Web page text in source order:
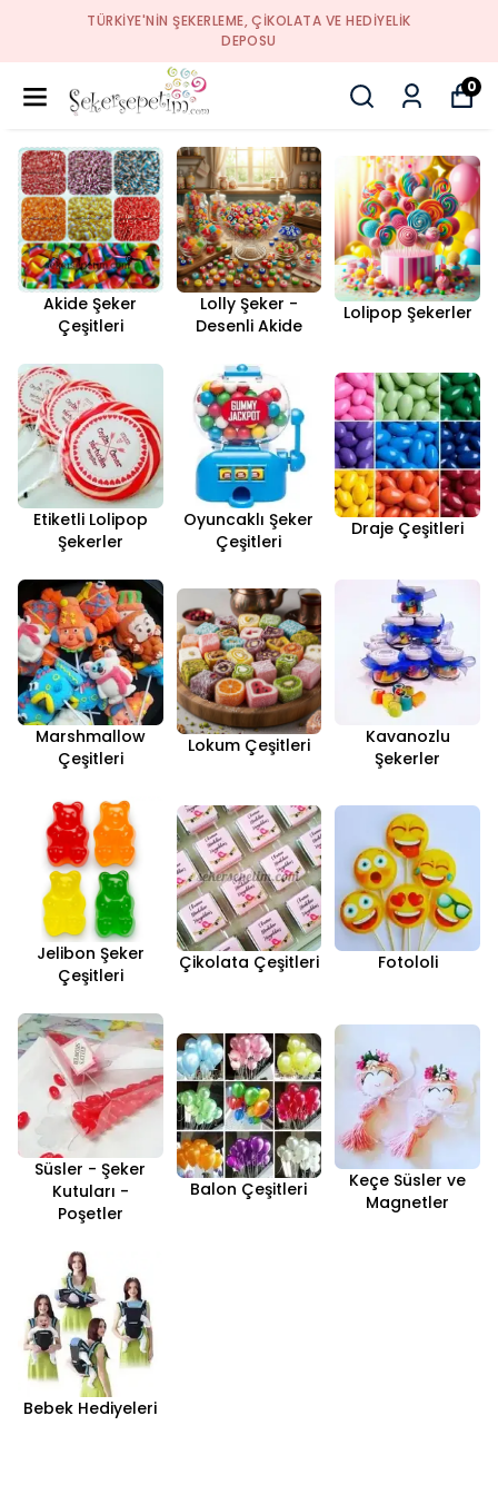
TÜRKIYE'NIN ŞEKERLEME, ÇIKOLATA VE HEDIYELIK
DEPOSU
0
Akide Şeker
Çeşitleri
Lolly Şeker -
Desenli Akide
Lolipop Şekerler
Etiketli Lolipop
Şekerler
Oyuncaklı Şeker
Çeşitleri
Draje Çeşitleri
Marshmallow
Çeşitleri
Lokum Çeşitleri
Kavanozlu
Şekerler
Jelibon Şeker
Çeşitleri
Çikolata Çeşitleri Fotololi
Süsler - Şeker
Kutuları -
Poşetler
Balon Çeşitleri
Keçe Süsler ve
Magnetler
Bebek Hediyeleri